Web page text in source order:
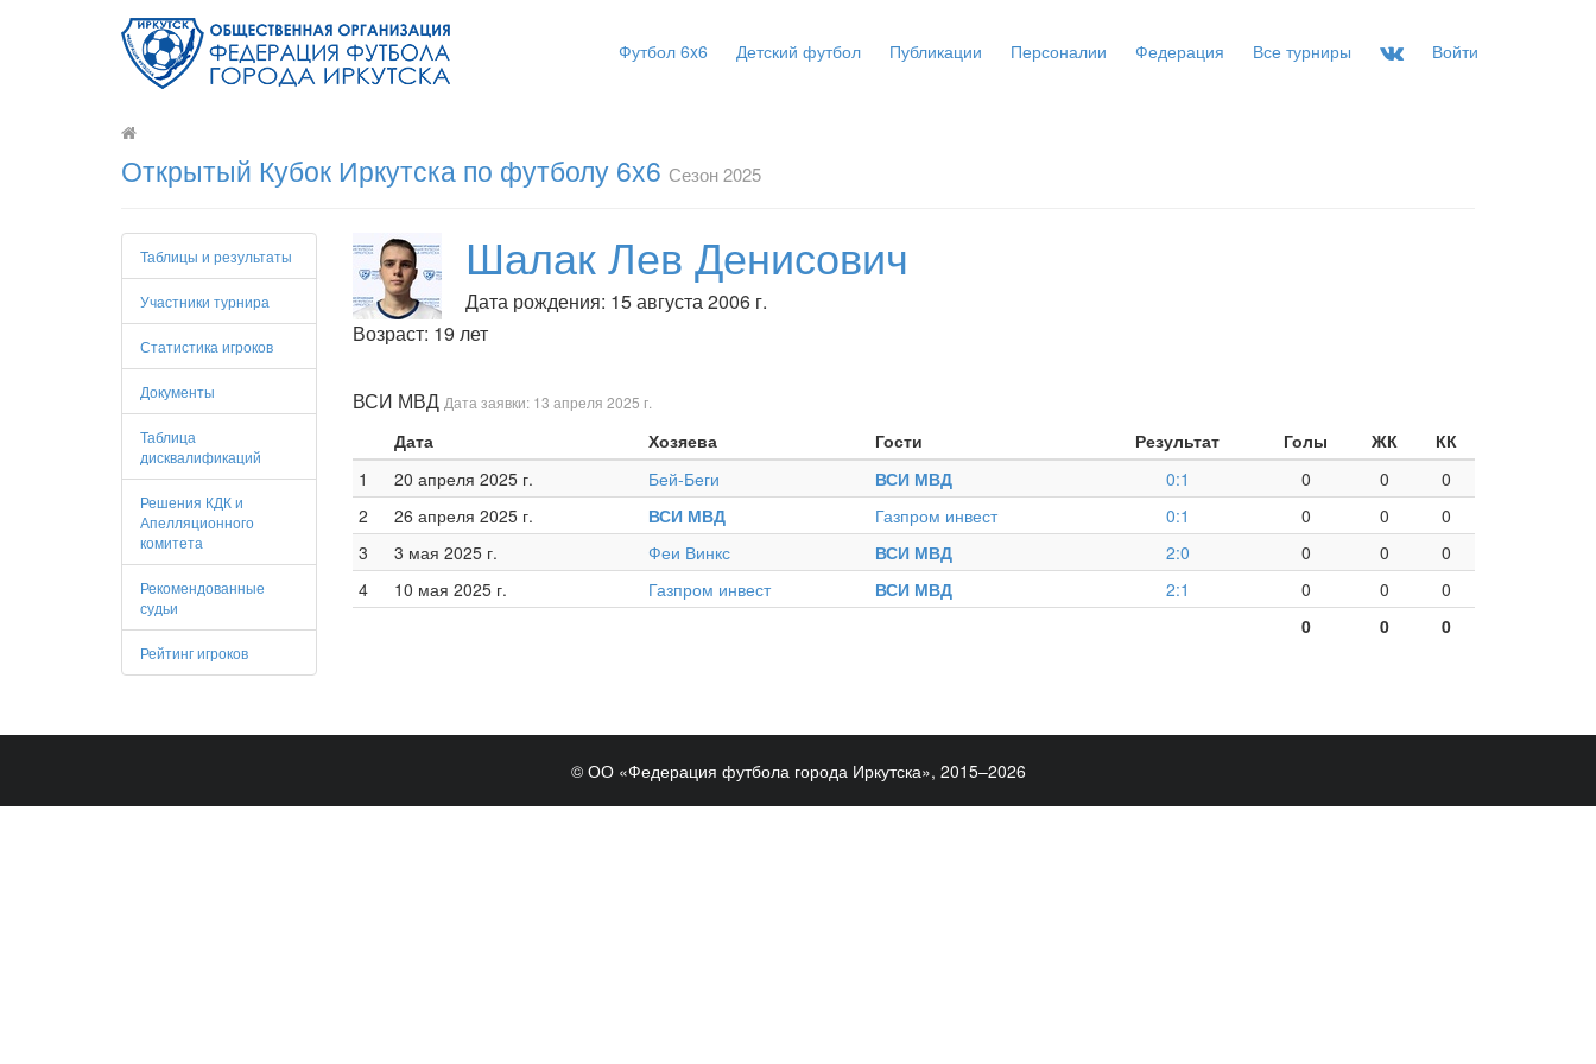
Футбол 6x6 Детский футбол Публикации Персоналии Федерация Все турниры Войти
Открытый Кубок Иркутска по футболу 6х6 Сезон 2025
Таблицы и результаты
Участники турнира
Статистика игроков
Документы
Таблица
дисквалификаций
Решения КДК и
Апелляционного
комитета
Рекомендованные
судьи
Рейтинг игроков
Шалак Лев Денисович
Дата рождения: 15 августа 2006 г.
Возраст: 19 лет
ВСИ МВД Дата заявки: 13 апреля 2025 г.
Дата Хозяева Гости Результат Голы ЖК
КК
1
20 апреля 2025 г. Бей-Беги ВСИ МВД 0:1 0 0
0
2
26 апреля 2025 г. ВСИ МВД Газпром инвест 0:1 0 0
0
3
3 мая 2025 г. Феи Винкс ВСИ МВД 2:0 0 0
0
4
10 мая 2025 г. Газпром инвест ВСИ МВД 2:1 0 0
0
0
0 0
© ОО «Федерация футбола города Иркутска», 2015–2026